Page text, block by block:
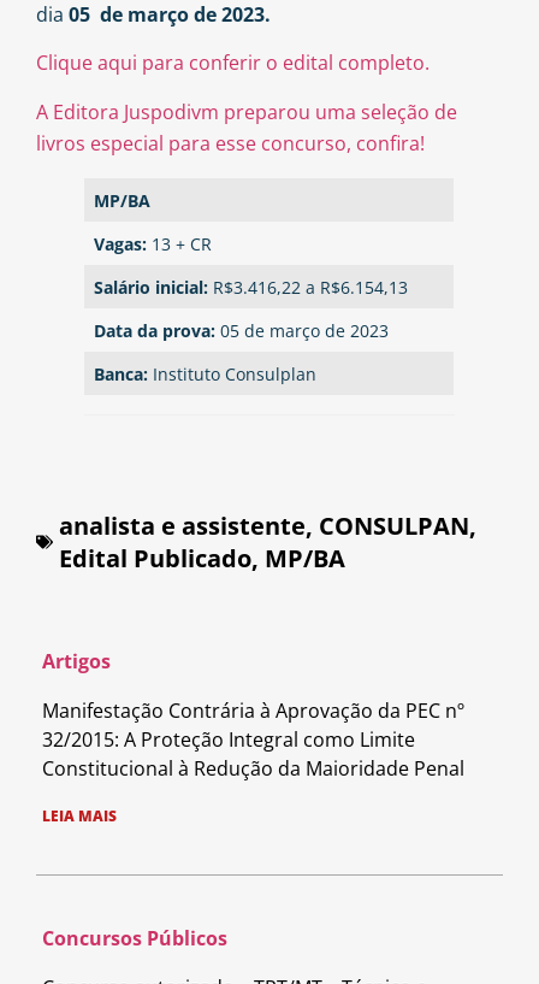
dia 05 de março de 2023.
Clique aqui para conferir o edital completo.
A Editora Juspodivm preparou uma seleção de
livros especial para esse concurso, confira!
MP/BA
Vagas: 13 + CR
Salário inicial: R$3.416,22 a R$6.154,13
Data da prova:05 de março de 2023
Banca: Instituto Consulplan
analista e assistente, CONSULPAN,
Edital Publicado, MP/BA
Artigos
Manifestação Contrária à Aprovação da PEC nº
32/2015: A Proteção Integral como Limite
Constitucional à Redução da Maioridade Penal
LEIA MAIS
Concursos Públicos